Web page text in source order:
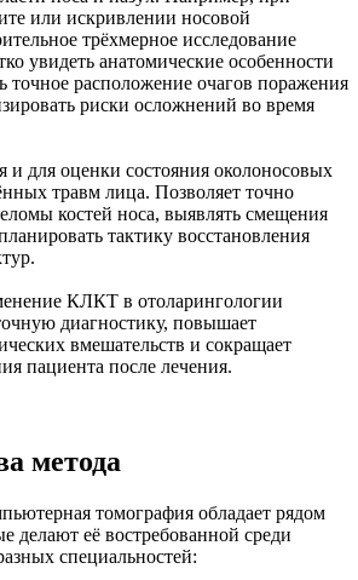
или искривлении носовой
трёхмерное исследование
увидеть анатомические особенности
точное расположение очагов поражения
риски осложнений во время
и для оценки состояния околоносовых
травм лица. Позволяет точно
костей носа, выявлять смещения
тактику восстановления
КЛКТ в отоларингологии
диагностику, повышает
вмешательств и сокращает
пациента после лечения.
метода
томография обладает рядом
делают её востребованной среди
специальностей: